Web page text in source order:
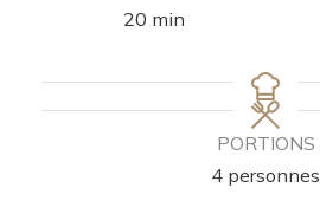
20 min
PORTIONS
4 personnes